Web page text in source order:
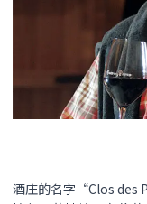
酒庄的名字“Clos des